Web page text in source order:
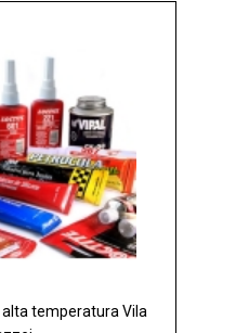
temperatura Vila